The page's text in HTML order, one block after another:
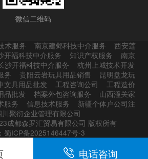
微信二维码
术服务 南京建邺科技中介服务
西安莲
开福科技中介服务 知识产权服务
南京
沙开福科技中介服务
杭州上城技术开发
务 贵阳云岩玩具用品销售
昆明盘龙玩
文具用品批发 工程咨询公司
工程造价
品批发 档案外包咨询服务
山西潼关家
服务 信息技术服务
新疆个体户公司注
川聚衍企业管理有限公司
成都森罗汇贸易有限公司 版权所有
蜀ICP备2025146447号-3
电话咨询